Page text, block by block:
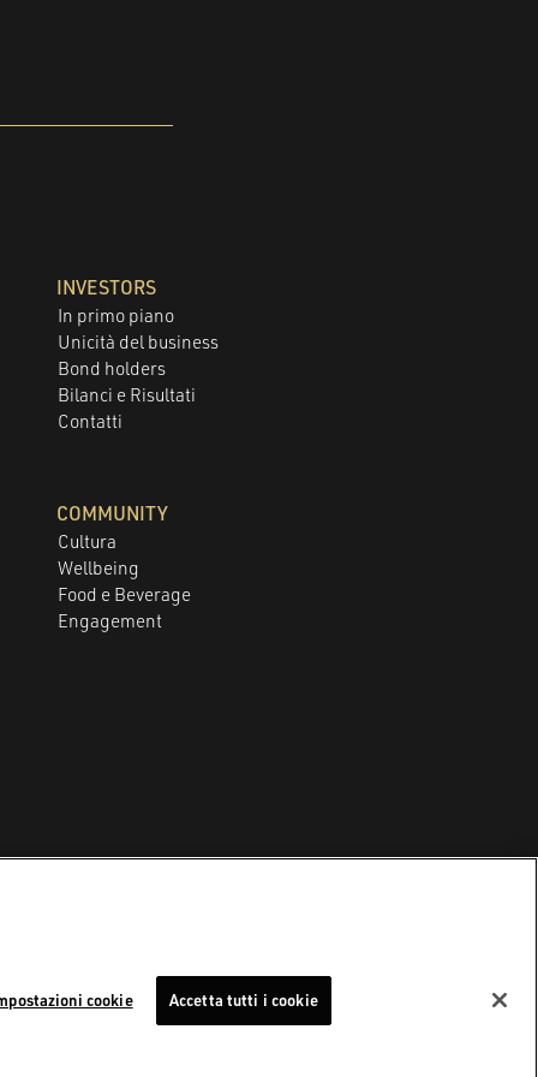
INVESTORS
In primo piano
Unicità del business
Bond holders
Bilanci e Risultati
Contatti
COMMUNITY
Cultura
Wellbeing
Food e Beverage
Engagement
cookie Accetta tutti i cookie